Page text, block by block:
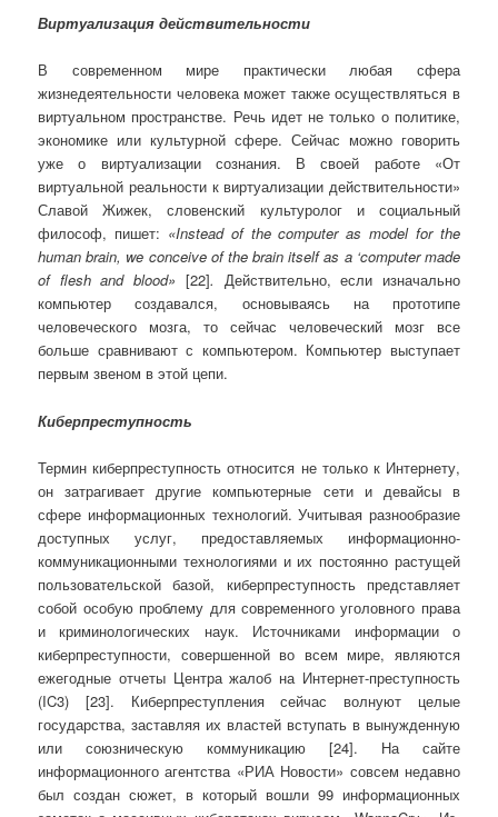
Виртуализация действительности
В современном мире практически любая сфера
жизнедеятельности человека может также осуществляться в
виртуальном пространстве. Речь идет не только о политике,
экономике или культурной сфере. Сейчас можно говорить
уже о виртуализации сознания. В своей работе «От
виртуальной реальности к виртуализации действительности»
Славой Жижек, словенский культуролог и социальный
философ, пишет: «Instead of the computer as model for the
human brain, we conceive of the brain itself as a ‘computer made
of flesh and blood» [22]. Действительно, если изначально
компьютер создавался, основываясь на прототипе
человеческого мозга, то сейчас человеческий мозг все
больше сравнивают с компьютером. Компьютер выступает
первым звеном в этой цепи.
Киберпреступность
Термин киберпреступность относится не только к Интернету,
он затрагивает другие компьютерные сети и девайсы в
сфере информационных технологий. Учитывая разнообразие
доступных услуг, предоставляемых информационно-
коммуникационными технологиями и их постоянно растущей
пользовательской базой, киберпреступность представляет
собой особую проблему для современного уголовного права
и криминологических наук. Источниками информации о
киберпреступности, совершенной во всем мире, являются
ежегодные отчеты Центра жалоб на Интернет-преступность
(IC3) [23]. Киберпреступления сейчас волнуют целые
государства, заставляя их властей вступать в вынужденную
или союзническую коммуникацию [24]. На сайте
информационного агентства «РИА Новости» совсем недавно
был создан сюжет, в который вошли 99 информационных